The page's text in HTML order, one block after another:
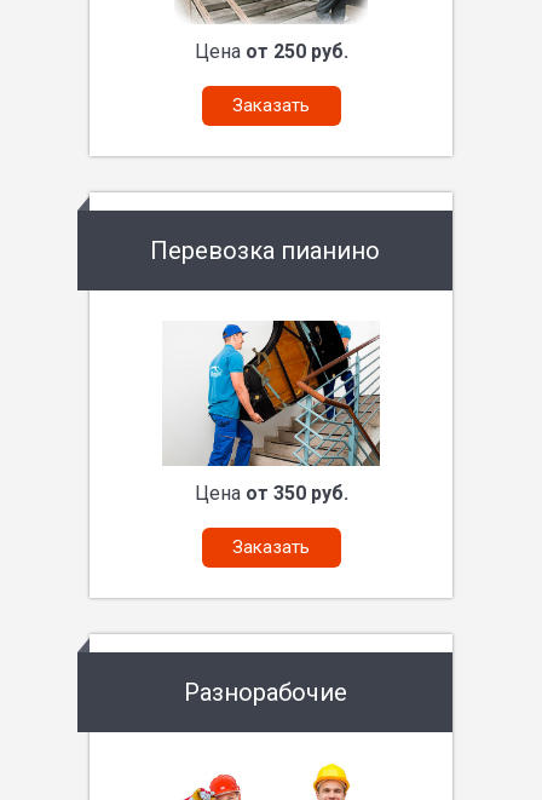
Цена от 250 руб.
Заказать
Перевозка пианино
Цена от 350 руб.
Заказать
Разнорабочие